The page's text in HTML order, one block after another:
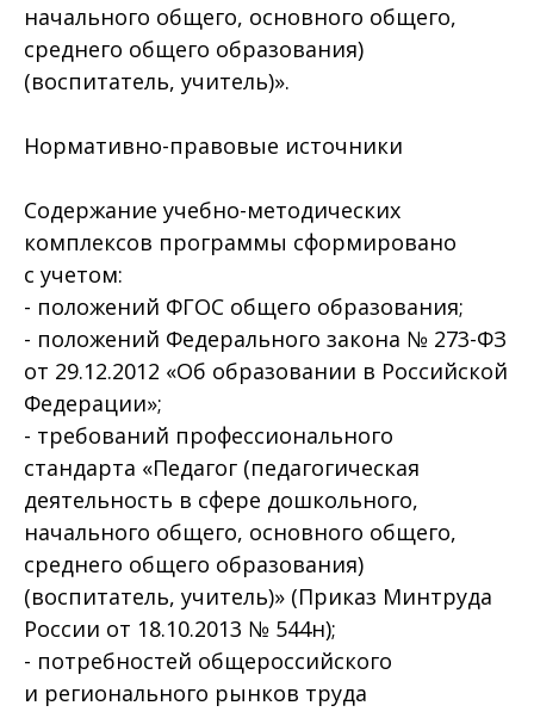
начального общего, основного общего,
среднего общего образования)
(воспитатель, учитель)».
Нормативно-правовые источники
Содержание учебно-методических
комплексов программы сформировано
с учетом:
- положений ФГОС общего образования;
- положений Федерального закона № 273-ФЗ
от 29.12.2012 «Об образовании в Российской
Федерации»;
- требований профессионального
стандарта «Педагог (педагогическая
деятельность в сфере дошкольного,
начального общего, основного общего,
среднего общего образования)
(воспитатель, учитель)» (Приказ Минтруда
России от 18.10.2013 № 544н);
- потребностей общероссийского
и регионального рынков труда